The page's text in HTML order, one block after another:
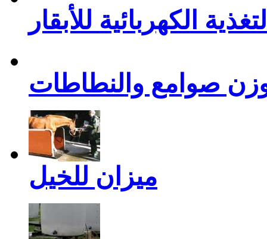
الكهربائية للأبقار
صوامع والنطاطات
ميزان للخيل